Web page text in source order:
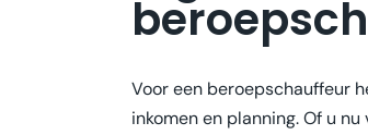
Voor een beroepschauffeur
inkomen en planning. Of u